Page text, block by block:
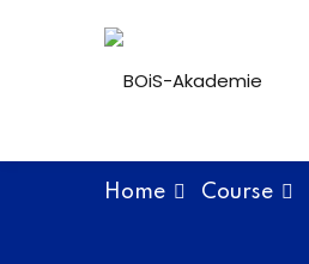
Home Course